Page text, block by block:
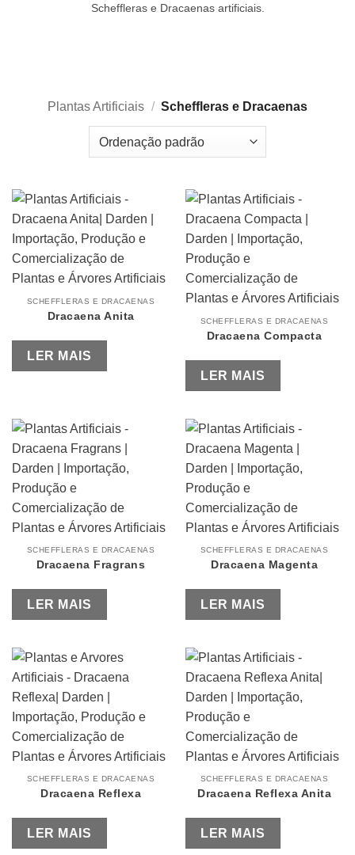
Scheffleras e Dracaenas artificiais.
Plantas Artificiais / Scheffleras e Dracaenas
SCHEFFLERAS E DRACAENAS
Dracaena Anita
LER MAIS
SCHEFFLERAS E DRACAENAS
Dracaena Compacta
LER MAIS
SCHEFFLERAS E DRACAENAS
Dracaena Fragrans
LER MAIS
SCHEFFLERAS E DRACAENAS
Dracaena Magenta
LER MAIS
SCHEFFLERAS E DRACAENAS
Dracaena Reflexa
LER MAIS
SCHEFFLERAS E DRACAENAS
Dracaena Reflexa Anita
LER MAIS